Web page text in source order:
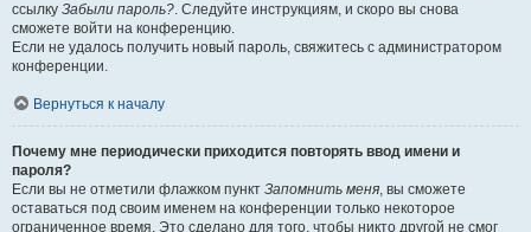
ссылку Забыли пароль?. Следуйте инструкциям, и скоро вы снова
сможете войти на конференцию.
Если не удалось получить новый пароль, свяжитесь с администратором
конференции.
Вернуться к началу
Почему мне периодически приходится повторять ввод имени и
пароля?
Если вы не отметили флажком пункт Запомнить меня, вы сможете
оставаться под своим именем на конференции только некоторое
ограниченное время. Это сделано для того, чтобы никто другой не смог